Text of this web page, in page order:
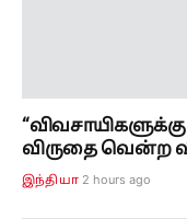
விருதை வென்ற
இந்தியா 2 hours ago